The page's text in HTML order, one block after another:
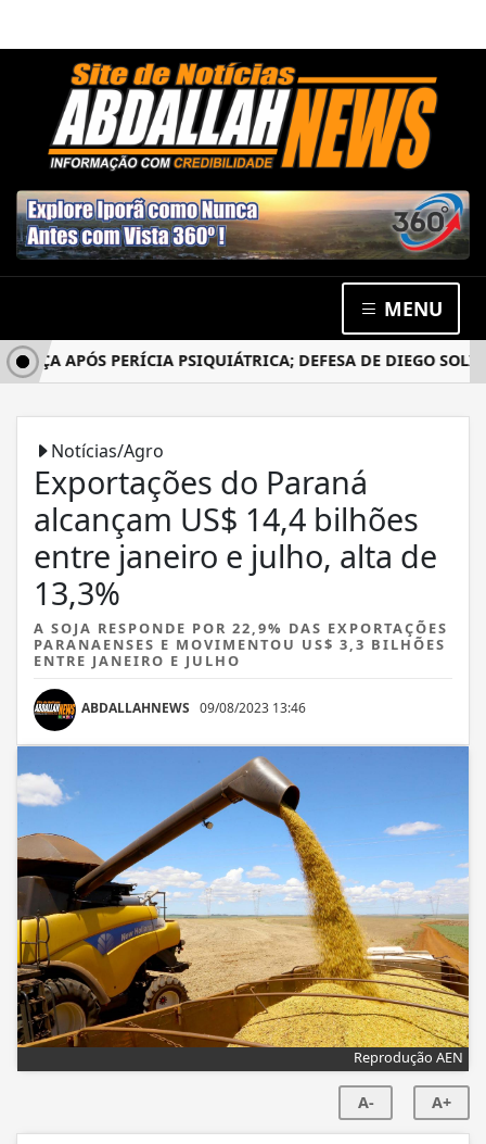
MENU
APÓS PERÍCIA PSIQUIÁTRICA; DEFESA DE DIEGO SOLICITA
Notícias/Agro
Exportações do Paraná
alcançam US$ 14,4 bilhões
entre janeiro e julho, alta de
13,3%
A SOJA RESPONDE POR 22,9% DAS EXPORTAÇÕES
PARANAENSES E MOVIMENTOU US$ 3,3 BILHÕES
ENTRE JANEIRO E JULHO
ABDALLAHNEWS 09/08/2023 13:46
Reprodução AEN
A- A+